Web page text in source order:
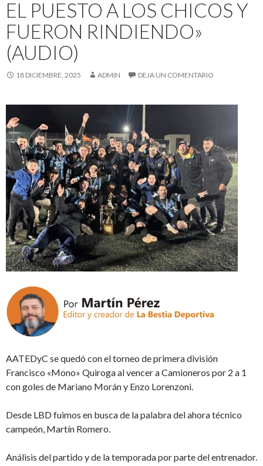
EL PUESTO A LOS CHICOS Y
FUERON RINDIENDO»
(AUDIO)
18 DICIEMBRE, 2025 ADMIN DEJA UN COMENTARIO
AATEDyC se quedó con el torneo de primera división
Francisco «Mono» Quiroga al vencer a Camioneros por 2 a 1
con goles de Mariano Morán y Enzo Lorenzoni.
Desde LBD fuimos en busca de la palabra del ahora técnico
campeón, Martín Romero.
Análisis del partido y de la temporada por parte del entrenador.